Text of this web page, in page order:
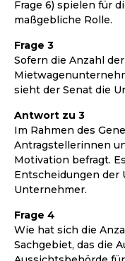
Frage 6) spielen für
maßgebliche Rolle.
Frage 3
Sofern die Anzahl
sieht der Senat die
Antwort zu 3
Im Rahmen des
Antragstellerinnen
Motivation befragt.
Entscheidungen
Unternehmer.
Frage 4
Wie hat sich die
Sachgebiet, das die